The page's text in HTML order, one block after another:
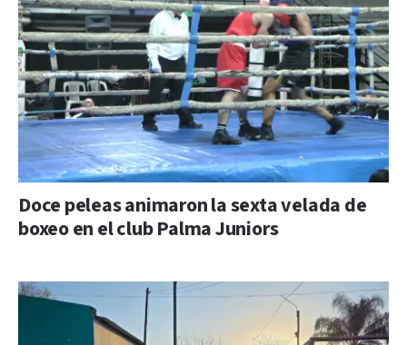
Doce peleas animaron la sexta velada de
boxeo en el club Palma Juniors